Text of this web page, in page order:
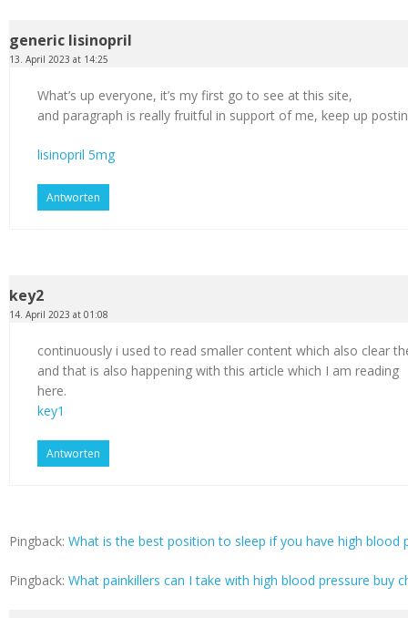
generic lisinopril
13. April 2023 at 14:25
What’s up everyone, it’s my first go to see at this site,
and paragraph is really fruitful in support of me, keep up
lisinopril 5mg
Antworten
key2
14. April 2023 at 01:08
continuously i used to read smaller content which also clear
and that is also happening with this article which I am reading
here.
key1
Antworten
Pingback: What is the best position to sleep if you have high blood
Pingback: What painkillers can I take with high blood pressure buy